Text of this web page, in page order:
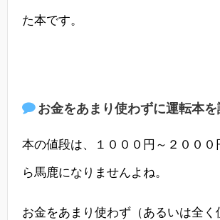
た本です。
お金をあまり使わずに運転本
本の値段は、１０００円～２０００
ら馬鹿になりませんよね。
お金をあまり使わず（あるいは全く